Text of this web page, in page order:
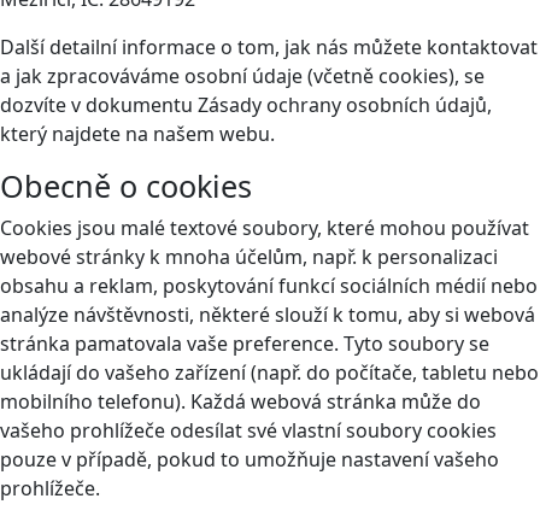
Další detailní informace o tom, jak nás můžete kontaktovat
a jak zpracováváme osobní údaje (včetně cookies), se
dozvíte v dokumentu Zásady ochrany osobních údajů,
který najdete na našem webu.
Obecně o cookies
Cookies jsou malé textové soubory, které mohou používat
webové stránky k mnoha účelům, např. k personalizaci
obsahu a reklam, poskytování funkcí sociálních médií nebo
analýze návštěvnosti, některé slouží k tomu, aby si webová
stránka pamatovala vaše preference. Tyto soubory se
ukládají do vašeho zařízení (např. do počítače, tabletu nebo
mobilního telefonu). Každá webová stránka může do
vašeho prohlížeče odesílat své vlastní soubory cookies
pouze v případě, pokud to umožňuje nastavení vašeho
prohlížeče.